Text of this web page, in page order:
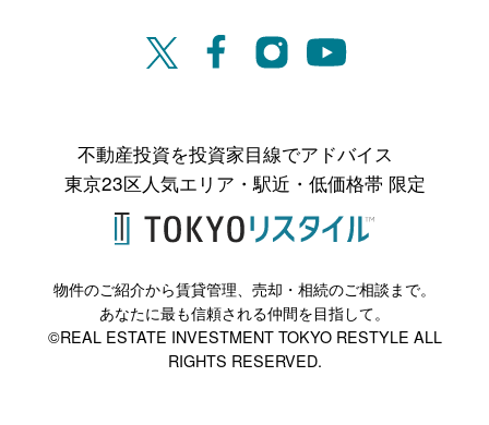
不動産投資を投資家目線でアドバイス
東京23区人気エリア・駅近・低価格帯 限定
物件のご紹介から賃貸管理、売却・相続のご相談まで。
あなたに最も信頼される仲間を目指して。
©REAL ESTATE INVESTMENT TOKYO RESTYLE ALL
RIGHTS RESERVED.